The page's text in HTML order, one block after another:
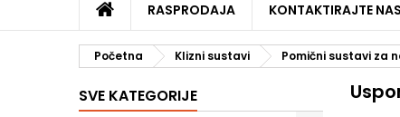
RASPRODAJA KONTAKTIRAJTE NAS
Početna Klizni sustavi Pomični sustavi za
SVE KATEGORIJE